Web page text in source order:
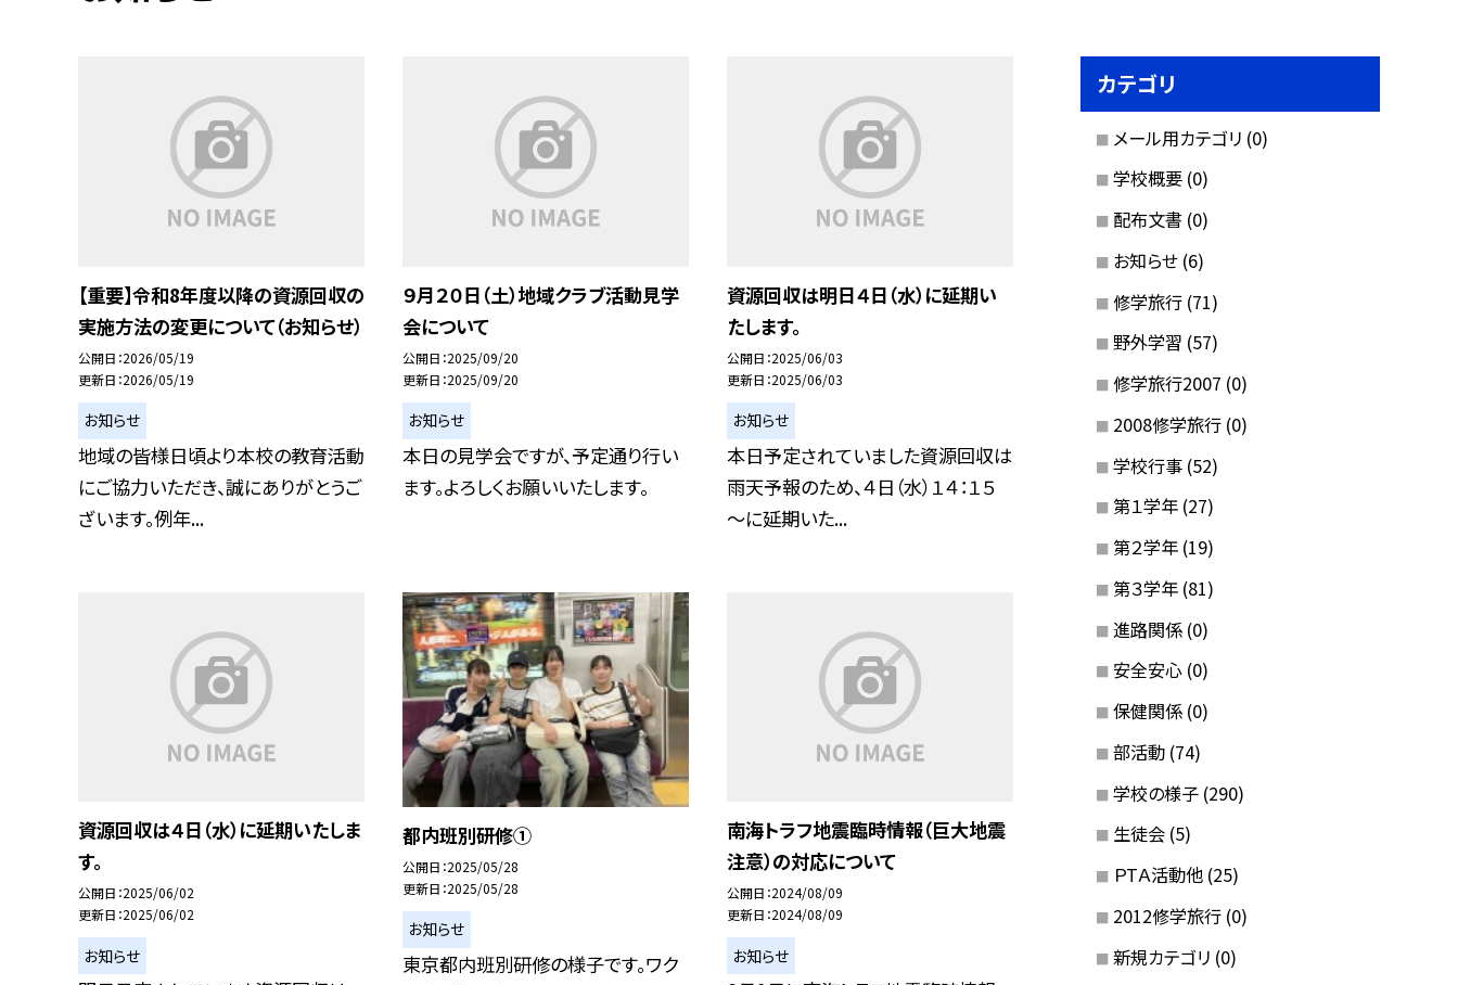
【重要】令和8年度以降の資源回収の
実施方法の変更について（お知らせ）
公開日 2026/05/19
更新日 2026/05/19
お知らせ
地域の皆様日頃より本校の教育活動
にご協力いただき、誠にありがとうご
ざいます。例年...
９月２０日（土）地域クラブ活動見学
会について
公開日 2025/09/20
更新日 2025/09/20
お知らせ
本日の見学会ですが、予定通り行い
ます。よろしくお願いいたします。
資源回収は明日４日（水）に延期い
たします。
公開日 2025/06/03
更新日 2025/06/03
お知らせ
本日予定されていました資源回収は
雨天予報のため、４日（水）１４：１５
～に延期いた...
資源回収は４日（水）に延期いたしま
す。
公開日 2025/06/02
更新日 2025/06/02
お知らせ
都内班別研修①
公開日 2025/05/28
更新日 2025/05/28
お知らせ
東京都内班別研修の様子です。ワク
南海トラフ地震臨時情報（巨大地震
注意）の対応について
公開日 2024/08/09
更新日 2024/08/09
お知らせ
カテゴリ
メール用カテゴリ (0)
学校概要 (0)
配布文書 (0)
お知らせ (6)
修学旅行 (71)
野外学習 (57)
修学旅行2007 (0)
2008修学旅行 (0)
学校行事 (52)
第１学年 (27)
第２学年 (19)
第３学年 (81)
進路関係 (0)
安全安心 (0)
保健関係 (0)
部活動 (74)
学校の様子 (290)
生徒会 (5)
ＰTＡ活動他 (25)
2012修学旅行 (0)
新規カテゴリ (0)